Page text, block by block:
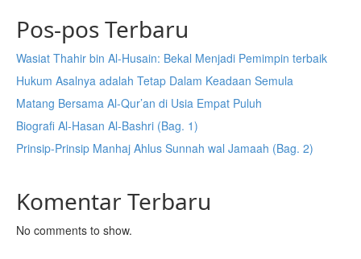
Pos-pos Terbaru
Wasiat Thahir bin Al-Husain: Bekal Menjadi Pemimpin terbaik
Hukum Asalnya adalah Tetap Dalam Keadaan Semula
Matang Bersama Al-Qur’an di Usia Empat Puluh
Biografi Al-Hasan Al-Bashri (Bag. 1)
Prinsip-Prinsip Manhaj Ahlus Sunnah wal Jamaah (Bag. 2)
Komentar Terbaru
No comments to show.